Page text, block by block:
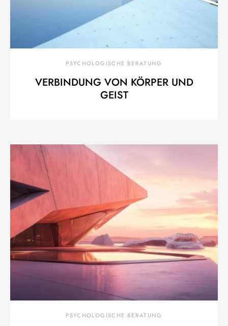
PSYCHOLOGISCHE BERATUNG
VERBINDUNG VON KÖRPER UND
GEIST
PSYCHOLOGISCHE BERATUNG